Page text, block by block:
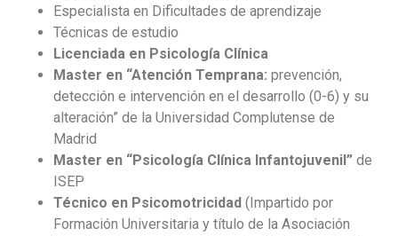
Especialista en Dificultades de aprendizaje
Técnicas de estudio
Licenciada en Psicología Clínica
Master en “Atención Temprana: prevención,
detección e intervención en el desarrollo (0-6) y su
alteración” de la Universidad Complutense de
Madrid
Master en “Psicología Clínica Infantojuvenil” de
ISEP
Técnico en Psicomotricidad (Impartido por
Formación Universitaria y título de la Asociación